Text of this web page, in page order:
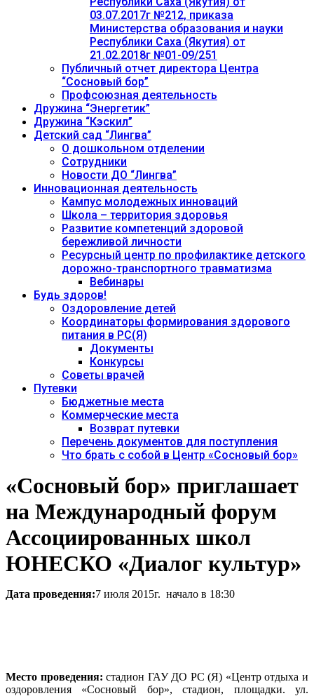
03.07.2017г №212, приказа
Министерства образования и науки
Республики Саха (Якутия) от
21.02.2018г №01-09/251
Публичный отчет директора Центра
“Сосновый бор”
Профсоюзная деятельность
Дружина “Энергетик”
Дружина “Кэскил”
Детский сад “Лингва”
О дошкольном отделении
Сотрудники
Новости ДО “Лингва”
Инновационная деятельность
Кампус молодежных инноваций
Школа – территория здоровья
Развитие компетенций здоровой
бережливой личности
Ресурсный центр по профилактике детского
дорожно-транспортного травматизма
Вебинары
Будь здоров!
Оздоровление детей
Координаторы формирования здорового
питания в РС(Я)
Документы
Конкурсы
Советы врачей
Путевки
Бюджетные места
Коммерческие места
Возврат путевки
Перечень документов для поступления
Что брать с собой в Центр «Сосновый бор»
«Сосновый бор» приглашает
на Международный форум
Ассоциированных школ
ЮНЕСКО «Диалог культур»
Дата проведения:7 июля 2015г. начало в 18:30
Место проведения:стадион ГАУ ДО РС (Я) «Центр отдыха и
оздоровления «Сосновый бор», стадион, площадки. ул.